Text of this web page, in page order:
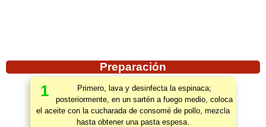
Preparación
1
Primero, lava y desinfecta la espinaca;
posteriormente, en un sartén a fuego medio, coloca
el aceite con la cucharada de consomé de pollo, mezcla
hasta obtener una pasta espesa.